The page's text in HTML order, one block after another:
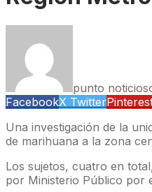
punto
FacebookX Twitter
Una investigación de la
de marihuana a la zona
Los sujetos, cuatro en
por Ministerio Público por